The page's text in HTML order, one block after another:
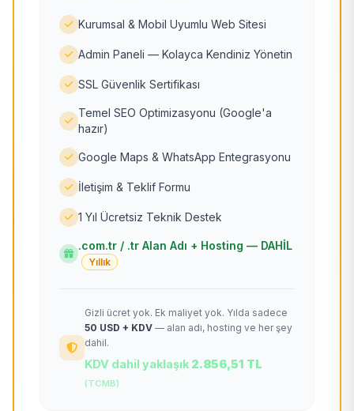
Kurumsal & Mobil Uyumlu Web Sitesi
Admin Paneli — Kolayca Kendiniz Yönetin
SSL Güvenlik Sertifikası
Temel SEO Optimizasyonu (Google'a
hazır)
Google Maps & WhatsApp Entegrasyonu
İletişim & Teklif Formu
1 Yıl Ücretsiz Teknik Destek
.com.tr / .tr Alan Adı + Hosting — DAHİL
Yıllık
Gizli ücret yok. Ek maliyet yok. Yılda sadece
50 USD + KDV — alan adı, hosting ve her şey
dahil.
KDV dahil yaklaşık 2.856,51 TL
(TCMB)